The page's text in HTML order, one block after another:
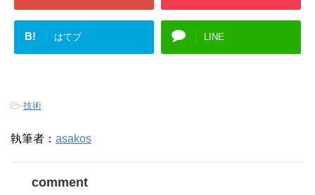
B! はてブ LINE
-技術
執筆者： asakos
comment